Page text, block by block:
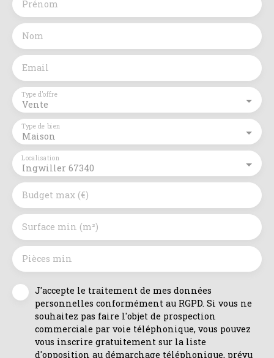
Prénom
Nom
Email
Vente
Type d'offre
Maison
Type de bien
Ingwiller 67340
Localisation
Budget max (€)
Surface min (m²)
Pièces min
J'accepte le traitement de mes données
personnelles conformément au RGPD. Si vous ne
souhaitez pas faire l'objet de prospection
commerciale par voie téléphonique, vous pouvez
vous inscrire gratuitement sur la liste
d'opposition au démarchage téléphonique, prévu